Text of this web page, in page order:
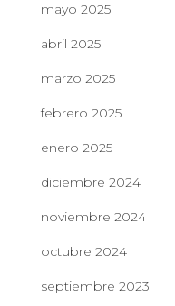
mayo 2025
abril 2025
marzo 2025
febrero 2025
enero 2025
diciembre 2024
noviembre 2024
octubre 2024
septiembre 2023